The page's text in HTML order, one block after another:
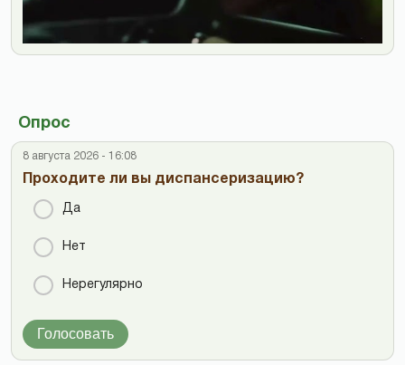
Опрос
8 августа 2026 - 16:08
Проходите ли вы диспансеризацию?
Да
Нет
Нерегулярно
Голосовать